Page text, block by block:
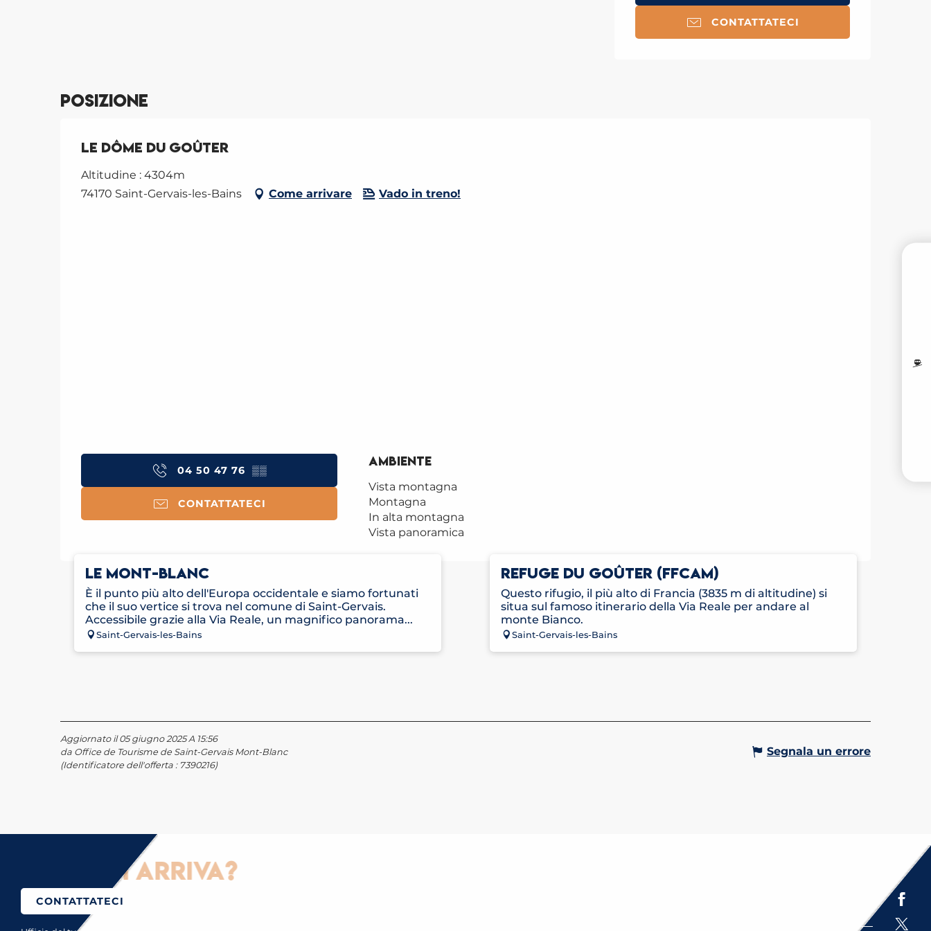
CONTATTATECI
Posizione
Le Dôme du Goûter
Altitudine : 4304m
74170 Saint-Gervais-les-Bains
Come arrivare Vado in treno!
04 50 47 76 ▒▒
CONTATTATECI
Ambiente
Ambiente
Vista montagna
Montagna
In alta montagna
Vista panoramica
LE MONT-BLANC
È il punto più alto dell'Europa occidentale e siamo fortunati
che il suo vertice si trova nel comune di Saint-Gervais.
Accessibile grazie alla Via Reale, un magnifico panorama...
Saint-Gervais-les-Bains
REFUGE DU GOÛTER (FFCAM)
Questo rifugio, il più alto di Francia (3835 m di altitudine) si
situa sul famoso itinerario della Via Reale per andare al
monte Bianco.
Saint-Gervais-les-Bains
Aggiornato il 05 giugno 2025 A 15:56
da Office de Tourisme de Saint-Gervais Mont-Blanc
(Identificatore dell'offerta : 7390216)
Segnala un errore
ci si arriva?
CONTATTATECI